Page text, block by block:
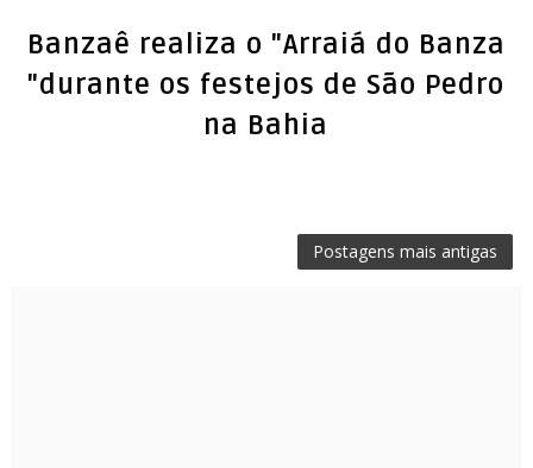
Banzaê realiza o "Arraiá do Banza
"durante os festejos de São Pedro
na Bahia
Postagens mais antigas